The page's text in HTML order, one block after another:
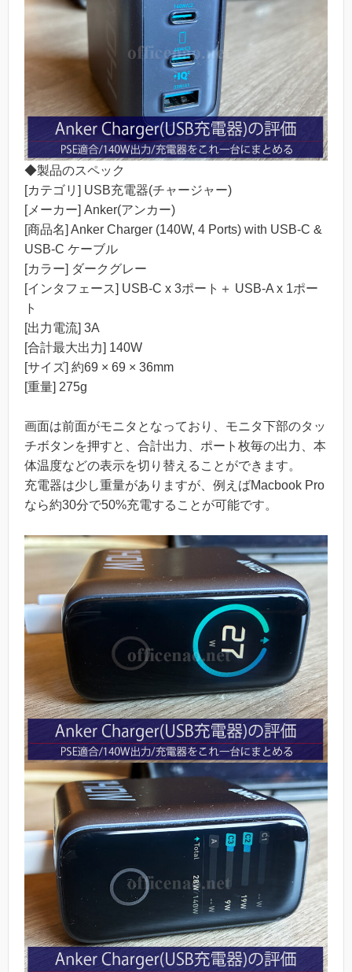
◆製品のスペック
[カテゴリ] USB充電器(チャージャー)
[メーカー] Anker(アンカー)
[商品名] Anker Charger (140W, 4 Ports) with USB-C &
USB-C ケーブル
[カラー] ダークグレー
[インタフェース] USB-C x 3ポート＋ USB-A x 1ポー
ト
[出力電流] 3A
[合計最大出力] 140W
[サイズ] 約69 × 69 × 36mm
[重量] 275g
画面は前面がモニタとなっており、モニタ下部のタッ
チボタンを押すと、合計出力、ポート枚毎の出力、本
体温度などの表示を切り替えることができます。
充電器は少し重量がありますが、例えばMacbook Pro
なら約30分で50%充電することが可能です。